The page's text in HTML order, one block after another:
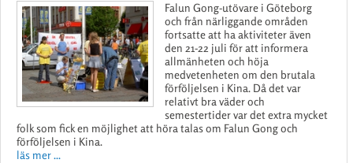
Falun Gong-utövare i Göteborg
och från närliggande områden
fortsatte att ha aktiviteter även
den 21-22 juli för att informera
allmänheten och höja
medvetenheten om den brutala
förföljelsen i Kina. Då det var
relativt bra väder och
semestertider var det extra mycket
folk som fick en möjlighet att höra talas om Falun Gong och
förföljelsen i Kina.
läs mer ...